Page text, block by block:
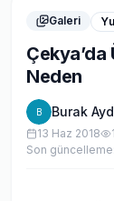
Galeri
Çekya’da
Neden
B Burak
13 Haz 2018
Son güncelleme: